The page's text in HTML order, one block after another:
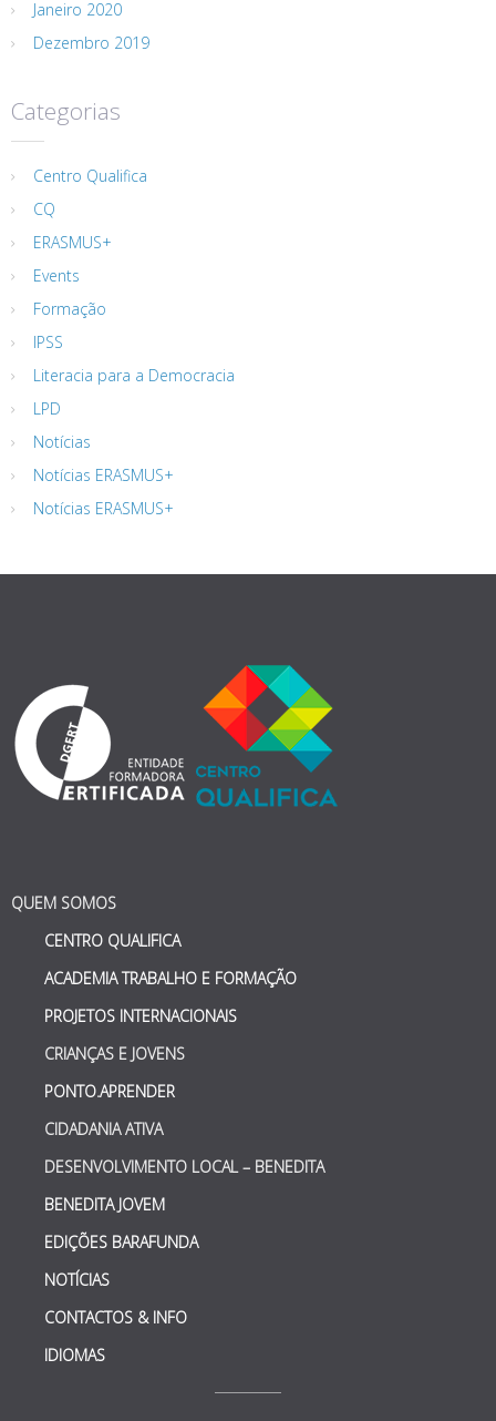
Janeiro 2020
Dezembro 2019
Categorias
Centro Qualifica
CQ
ERASMUS+
Events
Formação
IPSS
Literacia para a Democracia
LPD
Notícias
Notícias ERASMUS+
Notícias ERASMUS+
QUEM SOMOS
CENTRO QUALIFICA
ACADEMIA TRABALHO E FORMAÇÃO
PROJETOS INTERNACIONAIS
CRIANÇAS E JOVENS
PONTO.APRENDER
CIDADANIA ATIVA
DESENVOLVIMENTO LOCAL – BENEDITA
BENEDITA JOVEM
EDIÇÕES BARAFUNDA
NOTÍCIAS
CONTACTOS & INFO
IDIOMAS